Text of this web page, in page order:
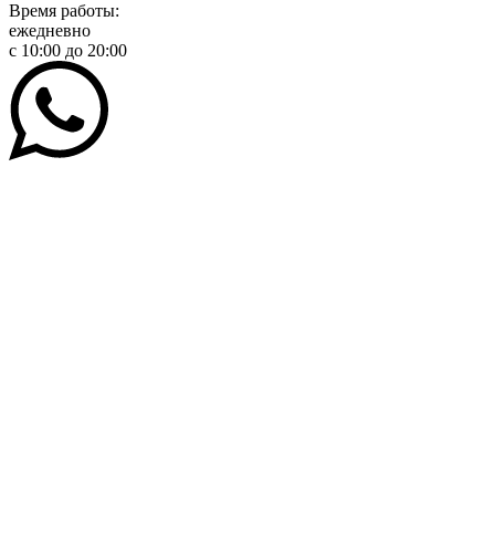
Время работы:
ежедневно
с 10:00 до 20:00